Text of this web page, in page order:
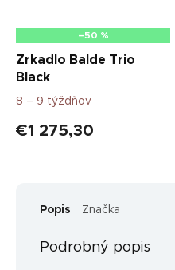
–50 %
Zrkadlo Balde Trio
Black
8 – 9 týždňov
€1 275,30
Popis Značka
Podrobný popis